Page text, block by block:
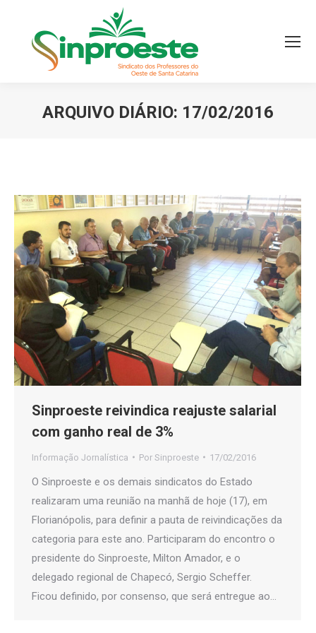
ARQUIVO DIÁRIO: 17/02/2016
Sinproeste reivindica reajuste salarial
com ganho real de 3%
Informação Jornalística Por Sinproeste 17/02/2016
O Sinproeste e os demais sindicatos do Estado
realizaram uma reunião na manhã de hoje (17), em
Florianópolis, para definir a pauta de reivindicações da
categoria para este ano. Participaram do encontro o
presidente do Sinproeste, Milton Amador, e o
delegado regional de Chapecó, Sergio Scheffer.
Ficou definido, por consenso, que será entregue ao…